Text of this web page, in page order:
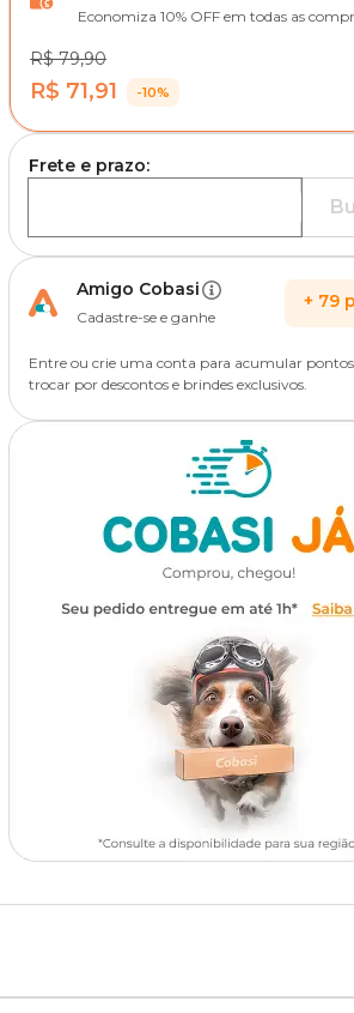
Economiza 10% OFF em todas as
R$ 79,90
R$ 71,91 -10%
Frete e prazo:
Amigo Cobasi
Cadastre-se e ganhe
+ 79
Entre ou crie uma conta para acumular
trocar por descontos e brindes exclusivos.